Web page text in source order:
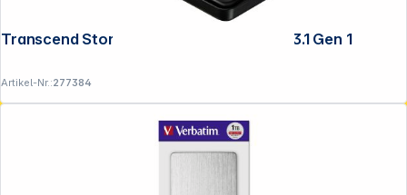
Transcend StoreJet 25A3 2,5" 2TB USB 3.1 Gen 1
Artikel-Nr.:277384